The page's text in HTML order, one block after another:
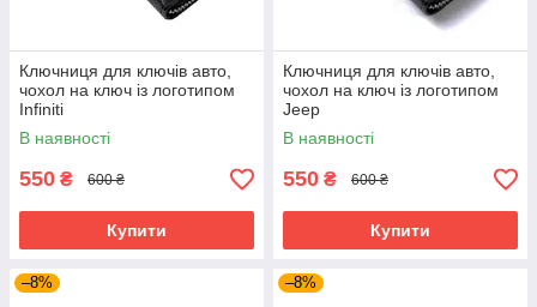
Ключниця для ключів авто,
чохол на ключ із логотипом
Infiniti
В наявності
550 ₴ 600 ₴
Купити
Ключниця для ключів авто,
чохол на ключ із логотипом
Jeep
В наявності
550 ₴ 600 ₴
Купити
–8% –8%